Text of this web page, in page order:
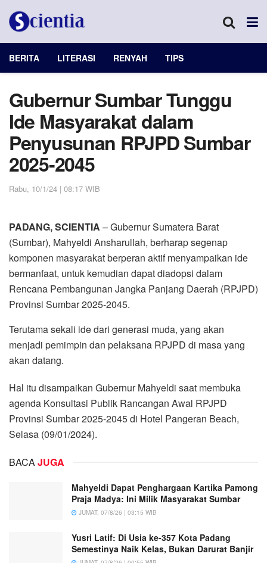
BERITA LITERASI RENYAH TIPS
Gubernur Sumbar Tunggu
Ide Masyarakat dalam
Penyusunan RPJPD Sumbar
2025-2045
Rabu, 10/1/24 | 08:17 WIB
PADANG, SCIENTIA – Gubernur Sumatera Barat
(Sumbar), Mahyeldi Ansharullah, berharap segenap
komponen masyarakat berperan aktif menyampaikan ide
bermanfaat, untuk kemudian dapat diadopsi dalam
Rencana Pembangunan Jangka Panjang Daerah (RPJPD)
Provinsi Sumbar 2025-2045.
Terutama sekali ide dari generasi muda, yang akan
menjadi pemimpin dan pelaksana RPJPD di masa yang
akan datang.
Hal itu disampaikan Gubernur Mahyeldi saat membuka
agenda Konsultasi Publik Rancangan Awal RPJPD
Provinsi Sumbar 2025-2045 di Hotel Pangeran Beach,
Selasa (09/01/2024).
BACAJUGA
Mahyeldi Dapat Penghargaan Kartika Pamong
Praja Madya: Ini Milik Masyarakat Sumbar
JUMAT, 07/8/26 | 03:15 WIB
Yusri Latif: Di Usia ke-357 Kota Padang
Semestinya Naik Kelas, Bukan Darurat Banjir